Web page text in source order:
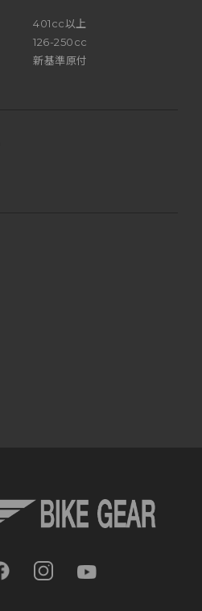
401cc以上
126-250cc
新基準原付